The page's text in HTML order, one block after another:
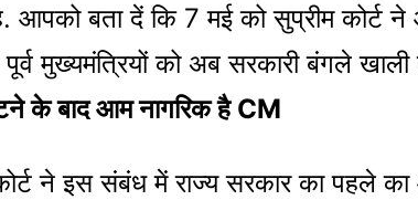
आपको बता दें कि 7 मई को सुप्रीम कोर्ट ने
मुख्यमंत्रियों को अब सरकारी बंगले
के बाद आम नागरिक है CM
ने इस संबंध में राज्य सरकार का पहले का